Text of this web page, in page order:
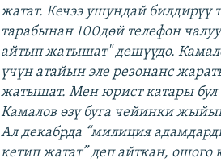
жатат. Кечээ ушундай билдирүү
тарабынан 100дөй телефон
айтып жатышат" дешүүдө.
үчүн атайын эле резонанс
жатышат. Мен юрист катары бул
Камалов өзү буга чейинки
Ал декабрда “милиция
кетип жатат” деп айткан,